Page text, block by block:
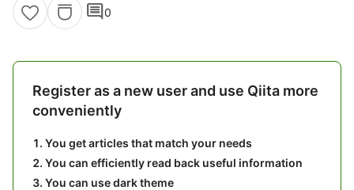
comment0
Register as a new user and use Qiita more
conveniently
You get articles that match your needs
You can efficiently read back useful information
You can use dark theme